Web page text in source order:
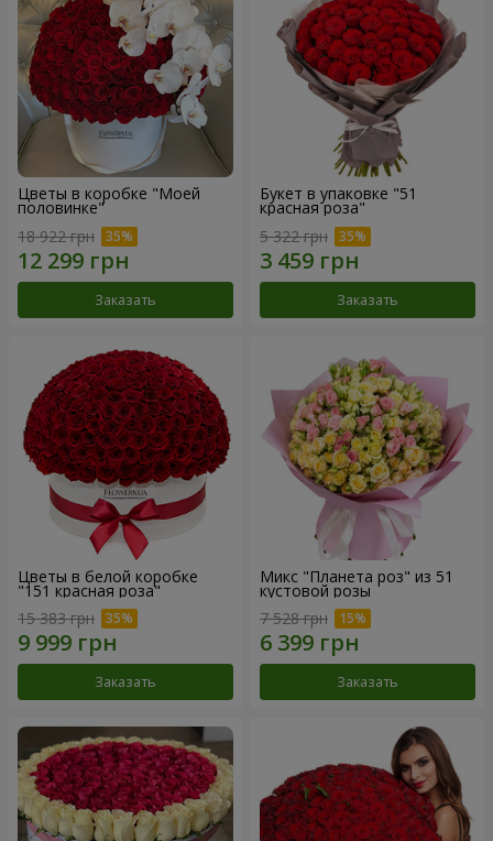
Цветы в коробке "Моей
половинке"
18 922 грн
Заказать
Букет в упаковке "51
красная роза"
5 322 грн
Заказать
Цветы в белой коробке
"151 красная роза"
15 383 грн
Заказать
Микс "Планета роз" из 51
кустовой розы
7 528 грн
Заказать